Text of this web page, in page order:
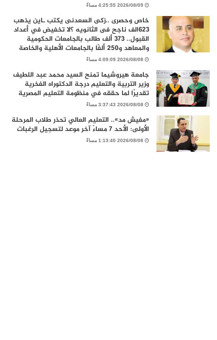
2026/08/09 4:25:55 مساءً
خاص وحصرى ..زكى السعدنى يكتب ـاين يذهب
٦٢٣الف ناجح فى الثانويه ؟لا تخفيض في أعداد
القبول.. 373 ألف طالب بالجامعات الحكومية
والمعاهد و250 ألفًا بالجامعات الأهلية والخاصة
2026/08/08 4:09:09 مساءً
جامعة هيروشيما تمنح السيد محمد عبد اللطيف
وزير التربية والتعليم درجة الدكتوراه الفخرية
تقديرًا لما حققه في منظومة التعليم المصرية
2026/08/08 3:37:43 مساءً
«مفيش مد».. التعليم العالي تحذر طلاب المرحلة
الأولى: الأحد 7 مساءً آخر موعد لتسجيل الرغبات
2026/08/08 1:13:40 مساءً